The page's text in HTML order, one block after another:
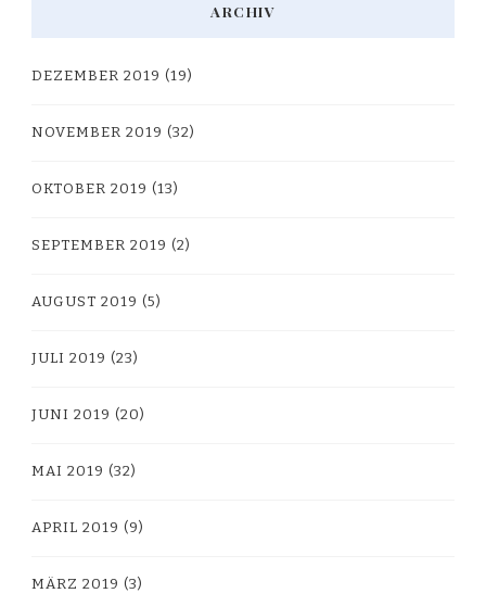
ARCHIV
DEZEMBER 2019 (19)
NOVEMBER 2019 (32)
OKTOBER 2019 (13)
SEPTEMBER 2019 (2)
AUGUST 2019 (5)
JULI 2019 (23)
JUNI 2019 (20)
MAI 2019 (32)
APRIL 2019 (9)
MÄRZ 2019 (3)